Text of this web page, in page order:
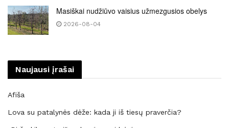
Masiškai nudžiūvo vaisius užmezgusios obelys
2026-08-04
Naujausi įrašai
Afiša
Lova su patalynės dėže: kada ji iš tiesų praverčia?